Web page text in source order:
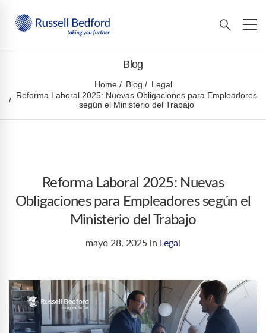
Blog
Home Blog
Legal
Reforma Laboral 2025: Nuevas Obligaciones para Empleadores
según el Ministerio del Trabajo
Reforma Laboral 2025: Nuevas
Obligaciones para Empleadores según el
Ministerio del Trabajo
mayo 28, 2025 in Legal